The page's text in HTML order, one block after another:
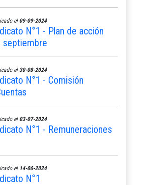
el 09-09-2024
N°1 - Plan de acción
septiembre
el 30-08-2024
N°1 - Comisión
el 03-07-2024
N°1 - Remuneraciones
el 14-06-2024
N°1